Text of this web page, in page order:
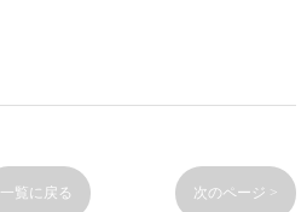
一覧に戻る 次のページ >